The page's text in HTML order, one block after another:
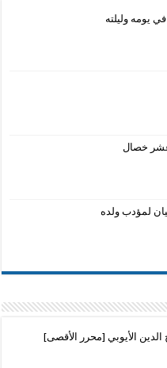
يومه وليلته
خصال
لمؤدب ولده
الأيوبي [محرر الأقصى]